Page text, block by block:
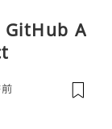
GitHub A